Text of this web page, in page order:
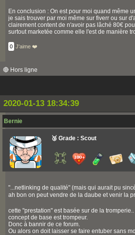
En conclusion : On est pour moi quand même
je sais trouver par moi même sur fiverr ou sur
clairement content de n'avoir pas lâché 80€
surtout marketée comme elle l'est de manière
0 J'aime ❤️
🔴 Hors ligne
2020-01-13 18:34:39
Bernie
🥉 Grade : Scout
"...netlinking de qualité" (mais qui aurait pu
ah bon on peut vendre de la daube et venir la
cette "prestation" est basée sur de la
concept de base est trompeur.
Donc à bannir de ce forum.
Ou alors on doit laisser se faire entuber sans